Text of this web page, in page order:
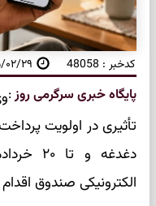
کدخبر : 48058 ۱۴۰۵/۰۲/
پایگاه خبری سرگرمی روز:
تأثیری در اولویت
دغدغه
الکترونیکی صندوق